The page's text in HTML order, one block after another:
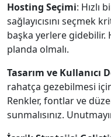
Hosting Seçimi: Hızlı
sağlayıcısını seçmek
başka yerlere gidebilir.
planda olmalı.
Tasarım ve Kullanıcı
rahatça gezebilmesi
Renkler, fontlar ve
sunmalısınız.